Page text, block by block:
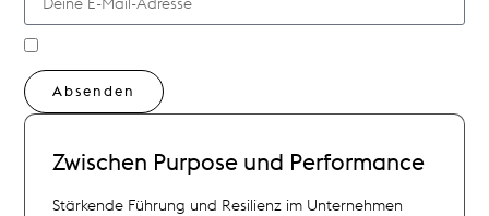
Absenden
Alternative:
Zwischen Purpose und Performance
Stärkende Führung und Resilienz im Unternehmen